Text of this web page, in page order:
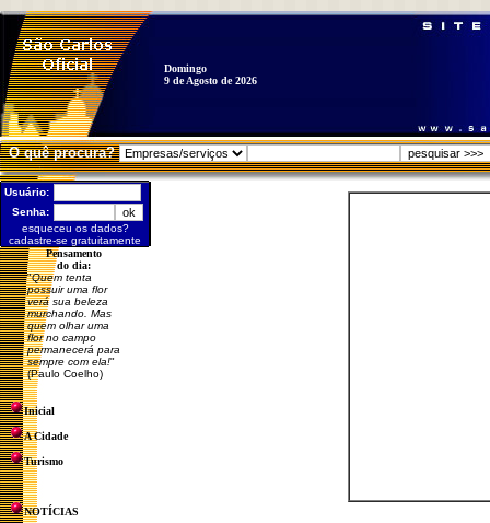
Domingo
9 de Agosto de 2026
O quê procura?
Usuário:
Senha:
esqueceu os dados?
cadastre-se gratuitamente
Pensamento
do dia:
"Quem tenta
possuir uma flor
verá sua beleza
murchando. Mas
quem olhar uma
flor no campo
permanecerá para
sempre com ela!"
(Paulo Coelho)
Inicial
A Cidade
Turismo
NOTÍCIAS